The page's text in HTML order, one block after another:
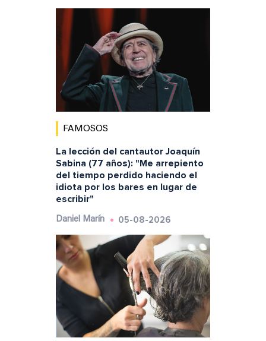
FAMOSOS
La lección del cantautor Joaquín
Sabina (77 años): "Me arrepiento
del tiempo perdido haciendo el
idiota por los bares en lugar de
escribir"
Daniel Marín 05-08-2026